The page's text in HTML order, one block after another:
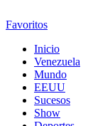
Favoritos
Inicio
Venezuela
Mundo
EEUU
Sucesos
Show